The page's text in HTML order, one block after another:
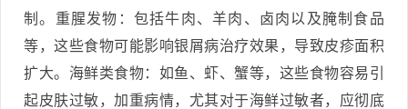
制。重腥发物：包括牛肉、羊肉、卤肉以及腌制食品
等，这些食物可能影响银屑病治疗效果，导致皮疹面积
扩大。海鲜类食物：如鱼、虾、蟹等，这些食物容易引
起皮肤过敏，加重病情，尤其对于海鲜过敏者，应彻底